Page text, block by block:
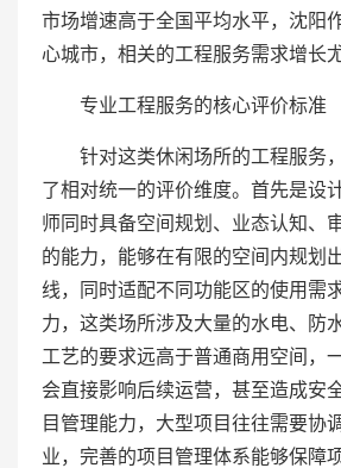
市场增速高于全国平均水平，沈阳
心城市，相关的工程服务需求增长
专业工程服务的核心评价标准
针对这类休闲场所的工程服务
了相对统一的评价维度。首先是设
师同时具备空间规划、业态认知、
的能力，能够在有限的空间内规划
线，同时适配不同功能区的使用需
力，这类场所涉及大量的水电、防
工艺的要求远高于普通商用空间，
会直接影响后续运营，甚至造成安
目管理能力，大型项目往往需要协
业，完善的项目管理体系能够保障